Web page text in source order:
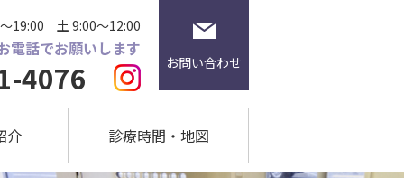
19:00 土 9:00～12:00
電話でお願いします
4076 お問い合わせ
介 診療時間・地図